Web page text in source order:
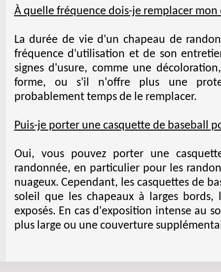
À quelle fréquence dois-je remplacer
La durée de vie d'un chapeau de
fréquence d'utilisation et de son
signes d'usure, comme une
forme, ou s'il n'offre plus une
probablement temps de le remplacer.
Puis-je porter une casquette de baseball
Oui, vous pouvez porter une
randonnée, en particulier pour les
nuageux. Cependant, les casquettes de
soleil que les chapeaux à larges
exposés. En cas d'exposition intense au
plus large ou une couverture